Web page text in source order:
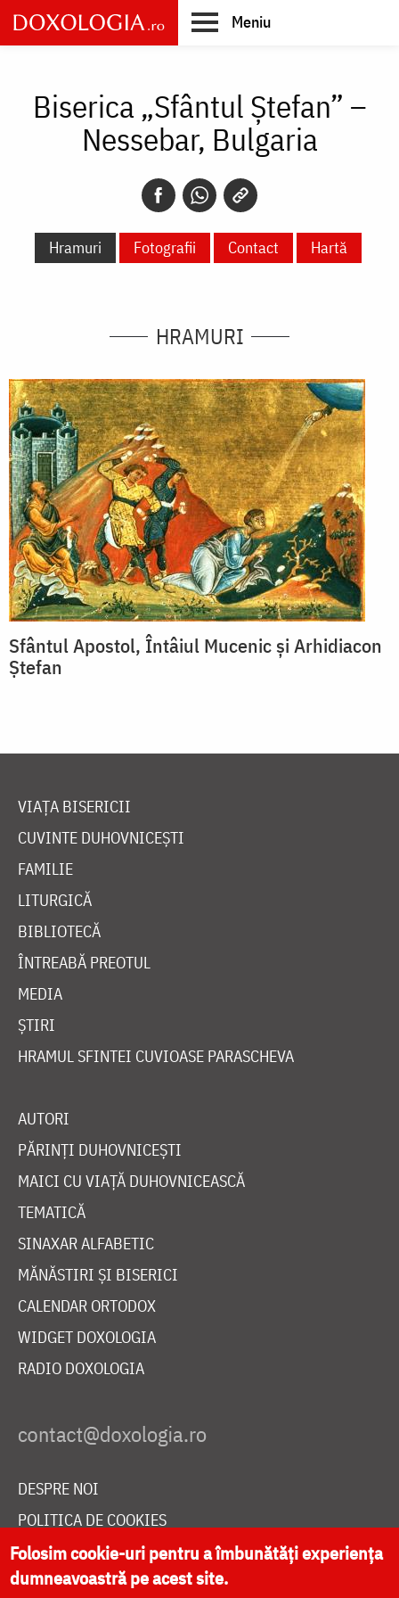
Skip
to
main
Meniu
Biserica „Sfântul Ștefan” –
Nessebar, Bulgaria
Hramuri Fotografii Contact Hartă
HRAMURI
Sfântul Apostol, Întâiul Mucenic și Arhidiacon
Ștefan
VIAȚA BISERICII
CUVINTE DUHOVNICEȘTI
FAMILIE
LITURGICĂ
BIBLIOTECĂ
ÎNTREABĂ PREOTUL
MEDIA
ȘTIRI
HRAMUL SFINTEI CUVIOASE PARASCHEVA
AUTORI
PĂRINȚI DUHOVNICEȘTI
MAICI CU VIAȚĂ DUHOVNICEASCĂ
TEMATICĂ
SINAXAR ALFABETIC
MĂNĂSTIRI ȘI BISERICI
CALENDAR ORTODOX
WIDGET DOXOLOGIA
RADIO DOXOLOGIA
DESPRE NOI
POLITICA DE COOKIES
DONEAZĂ ONLINE PENTRU CATEDRALA NAȚIONALĂ
Folosim cookie-uri pentru a îmbunătăți experiența
dumneavoastră pe acest site.